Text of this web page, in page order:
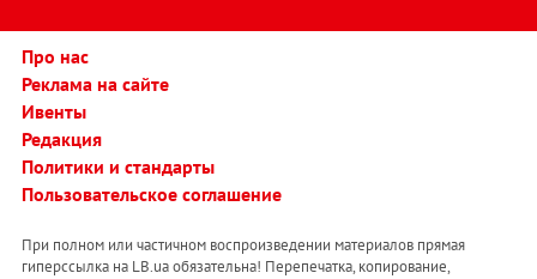
Про нас
Реклама на сайте
Ивенты
Редакция
Политики и стандарты
Пользовательское соглашение
При полном или частичном воспроизведении материалов прямая
гиперссылка на LB.ua обязательна! Перепечатка, копирование,